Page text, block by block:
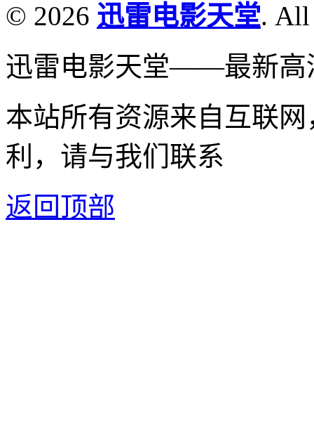
© 2026 迅雷电影天堂. All
迅雷电影天堂——最新高
本站所有资源来自互联
利，请与我们联系
返回顶部